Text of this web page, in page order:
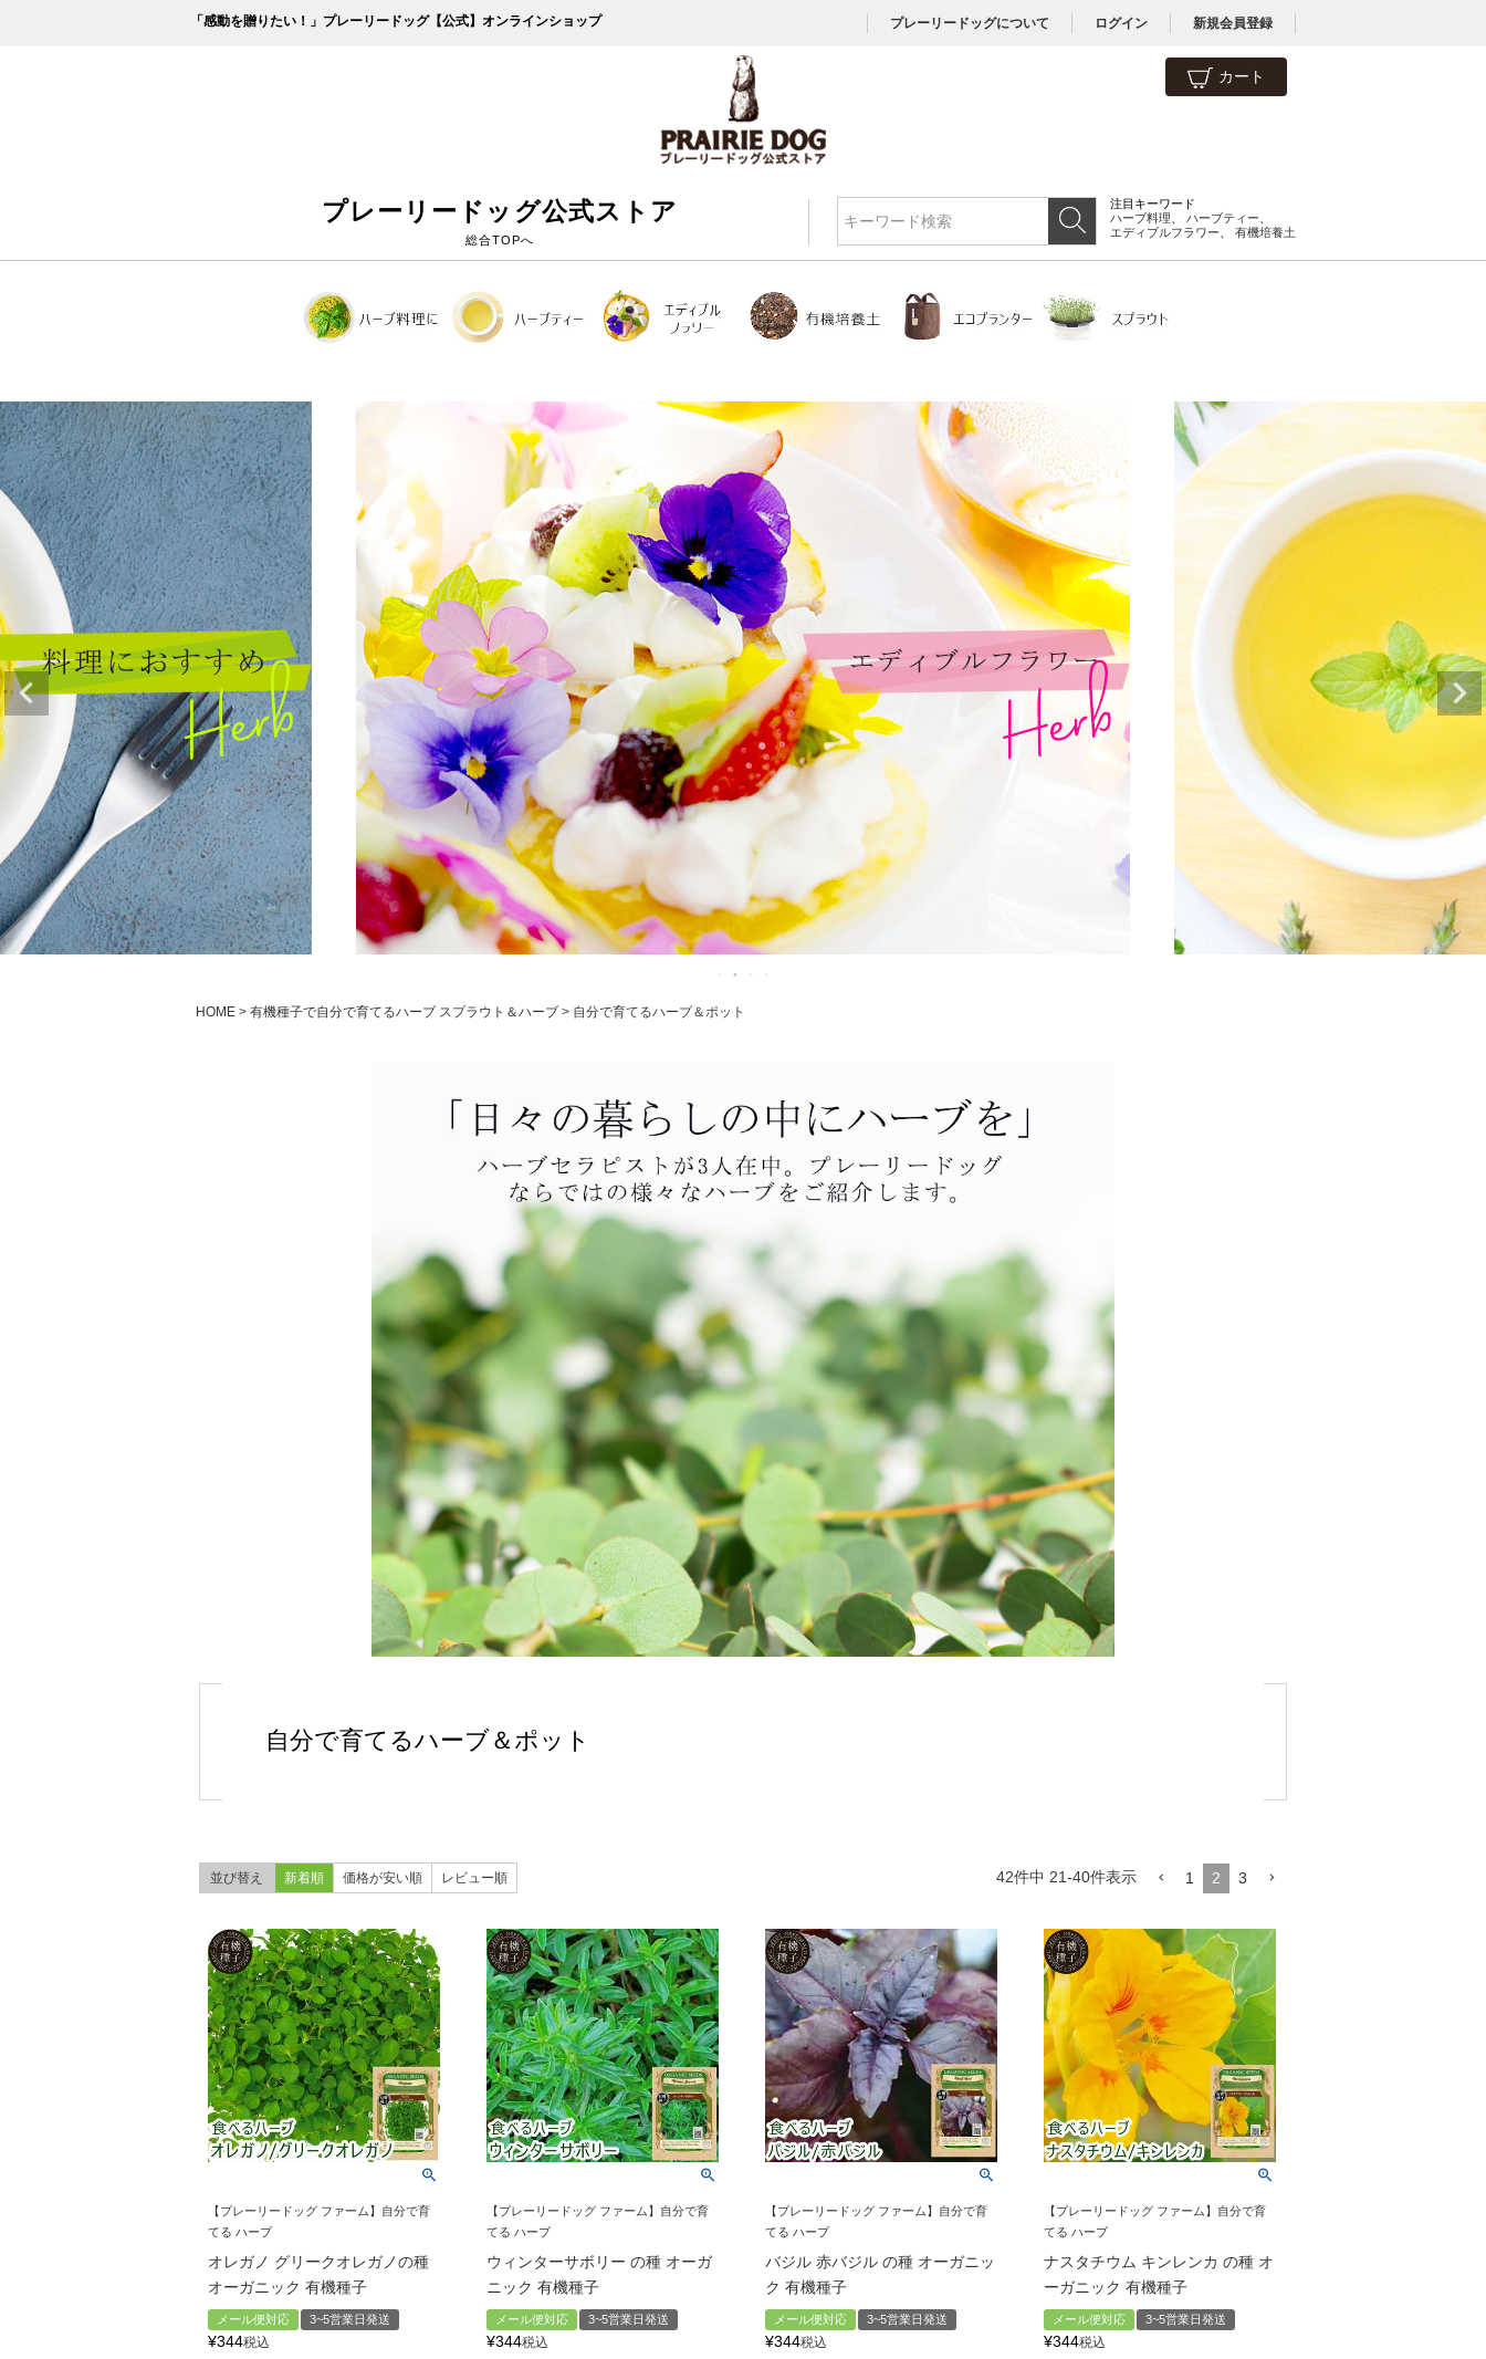
「感動を贈りたい！」プレーリードッグ【公式】オンラインショップ プレーリードッグについて ログイン 新規会員登録
カート
プレーリードッグ公式ストア
総合TOPへ
検索
注目キーワード
ハーブ料理
ハーブティー
エディブルフラワー
有機培養土
HOME 有機種子で自分で育てるハーブ スプラウト＆ハーブ 自分で育てるハーブ＆ポット
自分で育てるハーブ＆ポット
並び替え 新着順 価格が安い順 レビュー順 42件中 21-40件表示 1 2 3
【プレーリードッグ ファーム】自分で育
てる ハーブ
オレガノ グリークオレガノの種
オーガニック 有機種子
メール便対応 3~5営業日発送
¥344税込
【プレーリードッグ ファーム】自分で育
てる ハーブ
ウィンターサボリー の種 オーガ
ニック 有機種子
メール便対応 3~5営業日発送
¥344税込
【プレーリードッグ ファーム】自分で育
てる ハーブ
バジル 赤バジル の種 オーガニッ
ク 有機種子
メール便対応 3~5営業日発送
¥344税込
【プレーリードッグ ファーム】自分で育
てる ハーブ
ナスタチウム キンレンカ の種 オ
ーガニック 有機種子
メール便対応 3~5営業日発送
¥344税込